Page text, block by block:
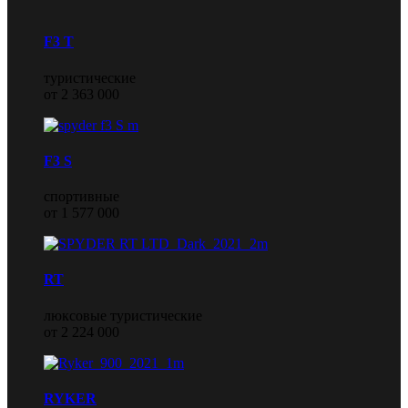
F3 T
туристические
от 2 363 000
F3 S
спортивные
от 1 577 000
RT
люксовые туристические
от 2 224 000
RYKER